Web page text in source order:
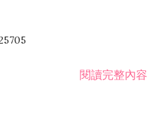
閱讀完整內容